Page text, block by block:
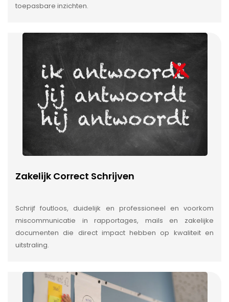
toepasbare inzichten.
Zakelijk Correct Schrijven
Schrijf foutloos, duidelijk en professioneel en voorkom
miscommunicatie in rapportages, mails en zakelijke
documenten die direct impact hebben op kwaliteit en
uitstraling.